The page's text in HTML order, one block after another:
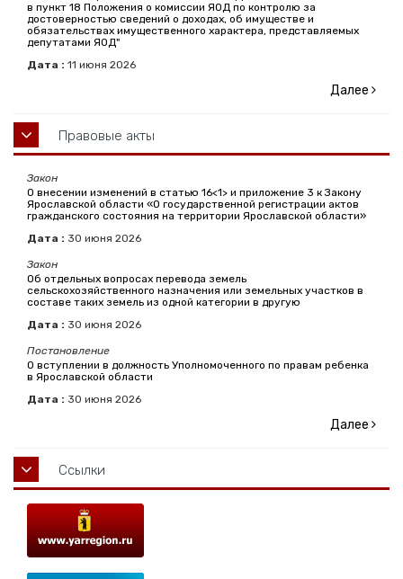
в пункт 18 Положения о комиссии ЯОД по контролю за
достоверностью сведений о доходах, об имуществе и
обязательствах имущественного характера, представляемых
депутатами ЯОД"
Дата : 11 июня 2026
Далее
Правовые акты
Закон
О внесении изменений в статью 16<1> и приложение 3 к Закону
Ярославской области «О государственной регистрации актов
гражданского состояния на территории Ярославской области»
Дата : 30 июня 2026
Закон
Об отдельных вопросах перевода земель
сельскохозяйственного назначения или земельных участков в
составе таких земель из одной категории в другую
Дата : 30 июня 2026
Постановление
О вступлении в должность Уполномоченного по правам ребенка
в Ярославской области
Дата : 30 июня 2026
Далее
Ссылки